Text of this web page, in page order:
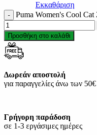
Εκκαθάριση
Puma Women's Cool Cat
Προσθήκη στο καλάθι
Δωρεάν αποστολή
για παραγγελίες άνω των 50€
Γρήγορη παράδοση
σε 1-3 εργάσιμες ημέρες